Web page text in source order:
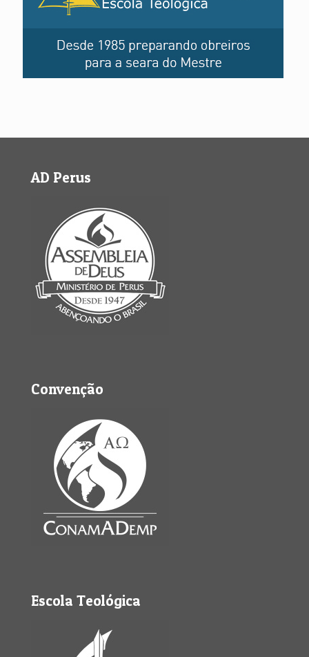
AD Perus
Convenção
Escola Teológica